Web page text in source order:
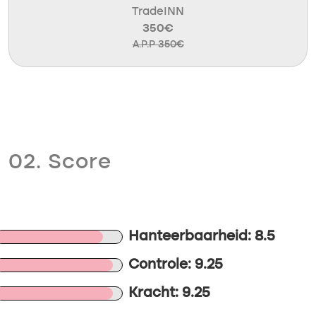
TradeINN
350€
A.P.P 350€
02. Score
Hanteerbaarheid: 8.5
Controle: 9.25
Kracht: 9.25